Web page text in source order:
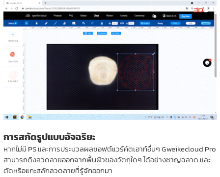
การสกัดรูปแบบอัจฉริยะ
หากไม่มี PS และการประมวลผลซอฟต์แวร์คัตเอาท์อื่นๆ Gweikecloud Pro
สามารถดึงลวดลายออกจากพื้นผิวของวัตถุใดๆ ได้อย่างชาญฉลาด และ
ตัดหรือแกะสลักลวดลายที่รู้จักออกมา